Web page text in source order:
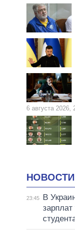
6 августа 2026,
НОВОСТИ
23:45
В